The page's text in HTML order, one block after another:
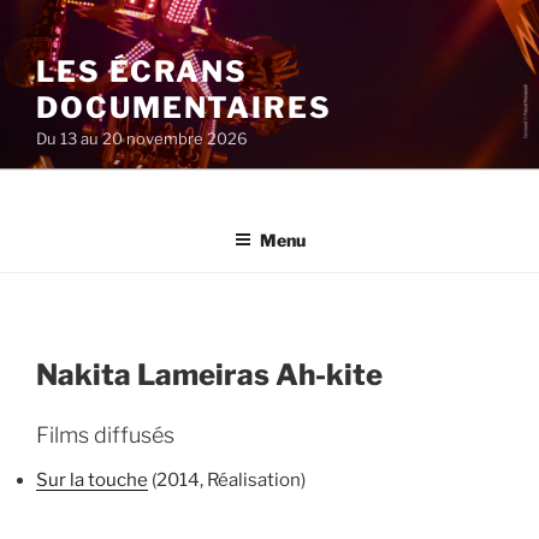
au
contenu
principal
LES ÉCRANS
DOCUMENTAIRES
Du 13 au 20 novembre 2026
Menu
Nakita Lameiras Ah-kite
Films diffusés
Sur la touche (2014, Réalisation)